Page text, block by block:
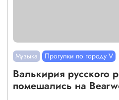
Музыка Прогулки по городу V
Валькирия русского
помешались на